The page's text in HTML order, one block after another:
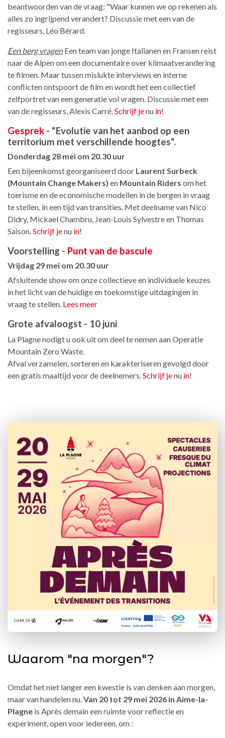
beantwoorden van de vraag: "Waar kunnen we op rekenen als
alles zo ingrijpend verandert? Discussie met een van de
regisseurs, Léo Bérard.
Een berg vragenEen team van jonge Italianen en Fransen reist
naar de Alpen om een documentaire over klimaatverandering
te filmen. Maar tussen mislukte interviews en interne
conflicten ontspoort de film en wordt het een collectief
zelfportret van een generatie vol vragen. Discussie met een
van de regisseurs, Alexis Carré.Schrijf jenu in!
Gesprek - "Evolutie van het aanbod op een
territorium met verschillende hoogtes".
Donderdag 28 mei om 20.30 uur
Een bijeenkomst georganiseerd door Laurent Surbeck
(Mountain Change Makers) en Mountain Riders om het
toerisme en de economische modellen in de bergen in vraag
te stellen, in een tijd van transities. Met deelname van Nico
Didry, Mickael Chambru, Jean-Louis Sylvestre en Thomas
Saison.Schrijf jenu in!
Voorstelling - Punt van de bascule
Vrijdag 29 mei om 20.30 uur
Afsluitende show om onze collectieve en individuele keuzes
in het licht van de huidige en toekomstige uitdagingen in
vraag te stellen. Lees meer
Grote afvaloogst - 10 juni
La Plagne nodigt u ook uit om deel te nemen aan Operatie
Mountain Zero Waste.
Afval verzamelen, sorteren en karakteriseren gevolgd door
een gratis maaltijd voor de deelnemers.Schrijf jenu in!
Waarom "na morgen"?
Omdat het niet langer een kwestie is van denken aan morgen,
maar van handelen nu.Van 20 tot 29 mei 2026 in Aime-la-
Plagne is Après demain een ruimte voor reflectie en
experiment, open voor iedereen, om :